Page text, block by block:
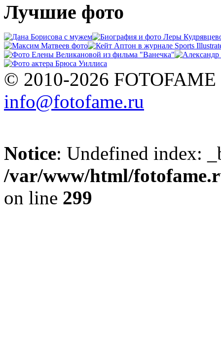
Лучшие фото
© 2010-2026 FOTOFAME
info@fotofame.ru
Notice: Undefined index:
/var/www/html/
on line 299